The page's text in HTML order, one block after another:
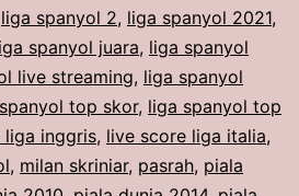
liga spanyol 2, liga spanyol 2021,
spanyol juara, liga spanyol
live streaming, liga spanyol
top skor, liga spanyol top
liga inggris, live score liga italia,
, milan skriniar, pasrah, piala